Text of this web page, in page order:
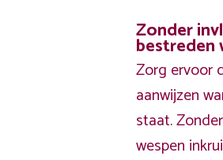
Zonder
bestreden
Zorg ervoor
aanwijzen
staat.
wespen